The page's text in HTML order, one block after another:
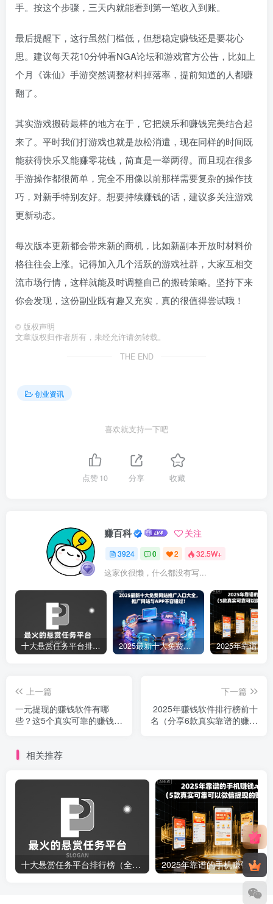
手。按这个步骤，三天内就能看到第一笔收入到账。
最后提醒下，这行虽然门槛低，但想稳定赚钱还是要花心
思。建议每天花10分钟看NGA论坛和游戏官方公告，比如上
个月《诛仙》手游突然调整材料掉落率，提前知道的人都赚
翻了。
其实游戏搬砖最棒的地方在于，它把娱乐和赚钱完美结合起
来了。平时我们打游戏也就是放松消遣，现在同样的时间既
能获得快乐又能赚零花钱，简直是一举两得。而且现在很多
手游操作都很简单，完全不用像以前那样需要复杂的操作技
巧，对新手特别友好。想要持续赚钱的话，建议多关注游戏
更新动态。
每次版本更新都会带来新的商机，比如新副本开放时材料价
格往往会上涨。记得加入几个活跃的游戏社群，大家互相交
流市场行情，这样就能及时调整自己的搬砖策略。坚持下来
你会发现，这份副业既有趣又充实，真的很值得尝试哦！
© 版权声明
文章版权归作者所有，未经允许请勿转载。
THE END
创业资讯
喜欢就支持一下吧
点赞10 分享 收藏
赚百科 关注
3924 0 2 32.5W+
这家伙很懒，什么都没有写...
十大悬赏任务平台排行榜（全网最好的悬赏任务平台） 2025最新十大免费网站推广入口大全，推广网站与APP不容错过！
上一篇
一元提现的赚钱软件有哪
些？这5个真实可靠的赚钱
下一篇
2025年赚钱软件排行榜前十
名（分享6款真实靠谱的赚钱
相关推荐
十大悬赏任务平台排行榜（全网最好的悬赏任务平台）